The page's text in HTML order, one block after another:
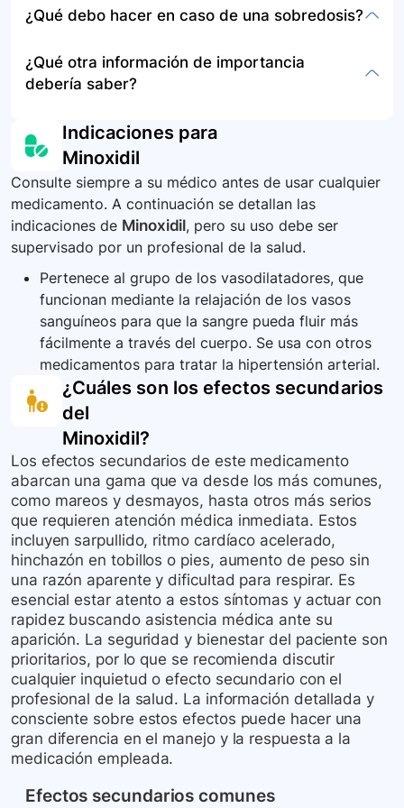
dental informe al médico u odontólogo que está
causar somnolencia, evite conducir automóviles
o manejar maquinaria pesada hasta que usted
hinchados, Aumento de peso sin explicación,
el almacenamiento o la disposición del minoxidil
¿Qué debo hacer en caso de una sobredosis?
las acciones a tomar en caso de una sobredosis
de minoxidil en el contexto proporcionado.
¿Qué otra información de importancia
debería saber?
bebidas alcohólicas mientras toma minoxidil. El
alcohol puede empeorar los efectos secundarios
del este medicamento.
Indicaciones para
Minoxidil
Consulte siempre a su médico antes de usar cualquier
medicamento. A continuación se detallan las
indicaciones de Minoxidil, pero su uso debe ser
supervisado por un profesional de la salud.
Pertenece al grupo de los vasodilatadores, que
funcionan mediante la relajación de los vasos
sanguíneos para que la sangre pueda fluir más
fácilmente a través del cuerpo. Se usa con otros
medicamentos para tratar la hipertensión arterial.
¿Cuáles son los efectos secundarios
del
Minoxidil?
Los efectos secundarios de este medicamento
abarcan una gama que va desde los más comunes,
como mareos y desmayos, hasta otros más serios
que requieren atención médica inmediata. Estos
incluyen sarpullido, ritmo cardíaco acelerado,
hinchazón en tobillos o pies, aumento de peso sin
una razón aparente y dificultad para respirar. Es
esencial estar atento a estos síntomas y actuar con
rapidez buscando asistencia médica ante su
aparición. La seguridad y bienestar del paciente son
prioritarios, por lo que se recomienda discutir
cualquier inquietud o efecto secundario con el
profesional de la salud. La información detallada y
consciente sobre estos efectos puede hacer una
gran diferencia en el manejo y la respuesta a la
medicación empleada.
Efectos secundarios comunes